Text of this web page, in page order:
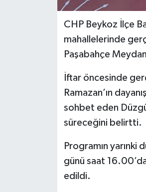
CHP Beykoz İlçe
mahallelerinde
Paşabahçe
İftar öncesinde
Ramazan’ın
sohbet eden
süreceğini belirtti.
Programın yarınki
günü saat
edildi.